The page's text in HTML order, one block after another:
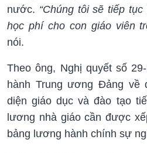
nước. “Chúng tôi sẽ tiếp
học phí cho con giáo viên
nói.
Theo ông, Nghị quyết số
hành Trung ương Đảng về
diện giáo dục và đào tạo
lương nhà giáo cần được
bảng lương hành chính sự